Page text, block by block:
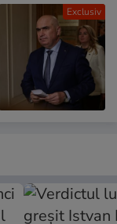
Exclusiv